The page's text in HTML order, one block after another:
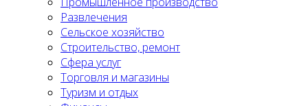
Развлечения
Сельское хозяйство
Строительство, ремонт
Сфера услуг
Торговля и магазины
Туризм и отдых